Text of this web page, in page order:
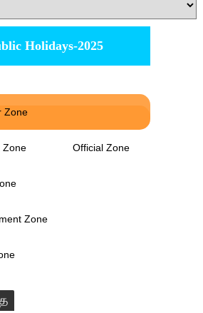
Holidays-2025
Zone
Zone Official Zone
Zone